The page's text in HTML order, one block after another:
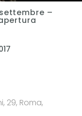
–
29, Roma,